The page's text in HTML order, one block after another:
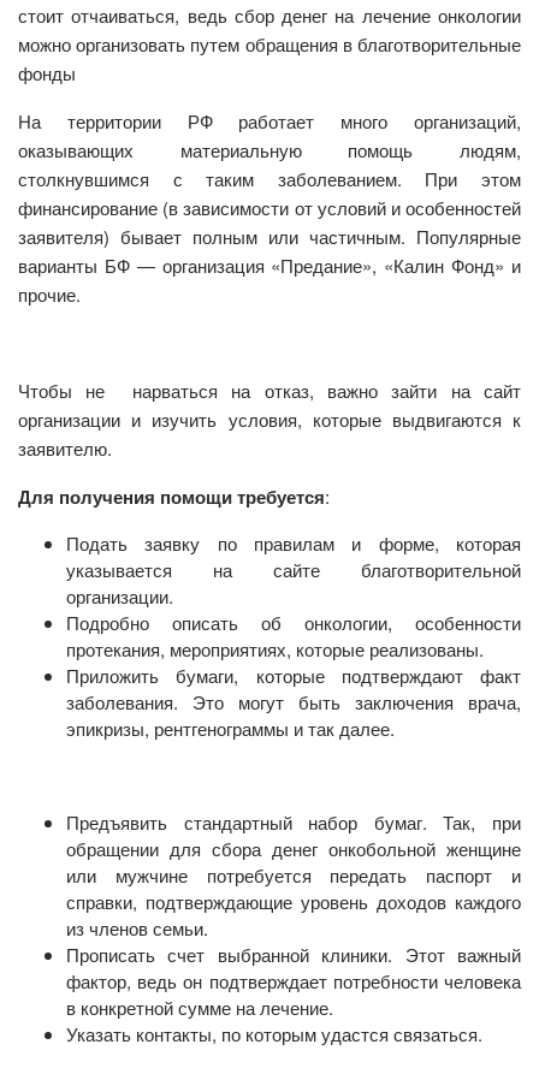
стоит отчаиваться, ведь сбор денег на лечение онкологии
можно организовать путем обращения в благотворительные
фонды
На территории РФ работает много организаций,
оказывающих материальную помощь людям,
столкнувшимся с таким заболеванием. При этом
финансирование (в зависимости от условий и особенностей
заявителя) бывает полным или частичным. Популярные
варианты БФ — организация «Предание», «Калин Фонд» и
прочие.
Чтобы не нарваться на отказ, важно зайти на сайт
организации и изучить условия, которые выдвигаются к
заявителю.
Для получения помощи требуется:
Подать заявку по правилам и форме, которая
указывается на сайте благотворительной
организации.
Подробно описать об онкологии, особенности
протекания, мероприятиях, которые реализованы.
Приложить бумаги, которые подтверждают факт
заболевания. Это могут быть заключения врача,
эпикризы, рентгенограммы и так далее.
Предъявить стандартный набор бумаг. Так, при
обращении для сбора денег онкобольной женщине
или мужчине потребуется передать паспорт и
справки, подтверждающие уровень доходов каждого
из членов семьи.
Прописать счет выбранной клиники. Этот важный
фактор, ведь он подтверждает потребности человека
в конкретной сумме на лечение.
Указать контакты, по которым удастся связаться.